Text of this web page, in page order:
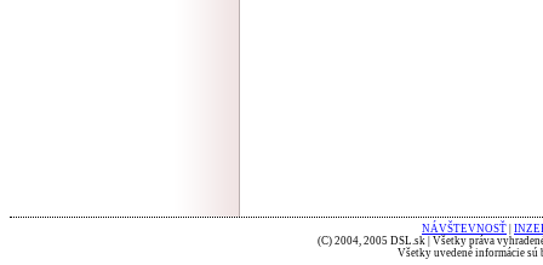
NÁVŠTEVNOSŤ
(C) 2004, 2005 DSL.sk | Všetky práva
Všetky uvedené informácie sú